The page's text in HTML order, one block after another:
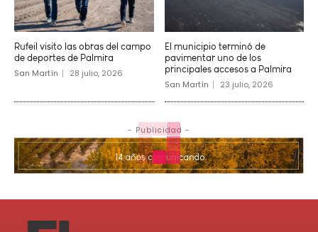
Rufeil visito las obras del campo
de deportes de Palmira
San Martín 28 julio, 2026
El municipio terminó de
pavimentar uno de los
principales accesos a Palmira
San Martín 23 julio, 2026
- Publicidad -